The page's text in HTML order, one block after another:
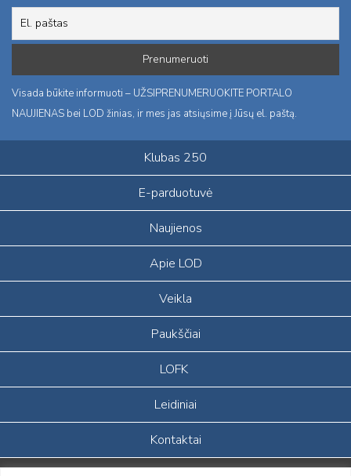
Visada būkite informuoti – UŽSIPRENUMERUOKITE PORTALO
NAUJIENAS bei LOD žinias, ir mes jas atsiųsime į Jūsų el. paštą.
Klubas 250
E-parduotuvė
Naujienos
Apie LOD
Veikla
Paukščiai
LOFK
Leidiniai
Kontaktai